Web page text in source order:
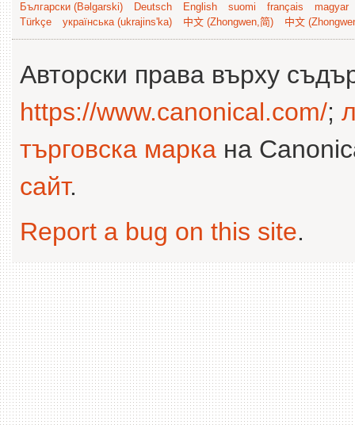
Български (Bəlgarski) Deutsch English suomi français
magyar
Türkçe
українська (ukrajins'ka) 中文 (Zhongwen,简) 中文
Авторски права върху
https://www.canonical.com/;
търговска марка на
сайт.
Report a bug on this site.